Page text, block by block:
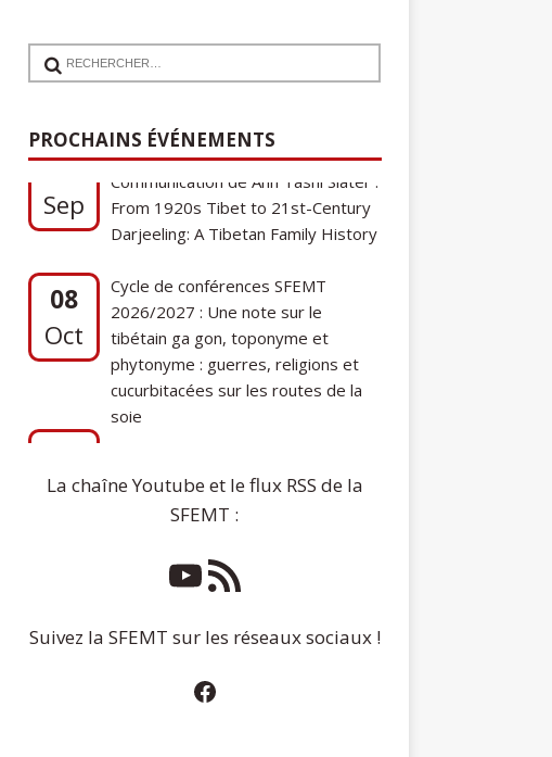
PROCHAINS ÉVÉNEMENTS
Sep
From 1920s Tibet to 21st-Century
Darjeeling: A Tibetan Family History
08
Oct
Cycle de conférences SFEMT
2026/2027 : Une note sur le
phytonyme : guerres, religions et
cucurbitacées sur les routes de la
soie
Sep
Communication de Ann Tashi Slater :
From 1920s Tibet to 21st-Century
La chaîne Youtube et le flux RSS de la
SFEMT :
Suivez la SFEMT sur les réseaux sociaux !